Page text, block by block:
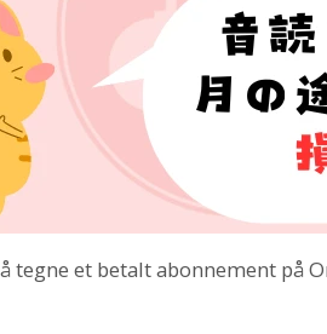
tegne et betalt abonnement på